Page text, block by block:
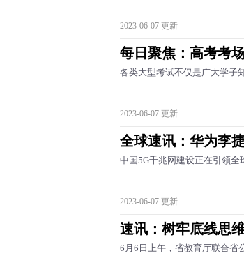
2023-06-07 更新
每日聚焦：高考考
各类大型考试不仅是广大学子
2023-06-07 更新
全球速讯：华为李
中国5G千兆网建设正在引领
2023-06-07 更新
速讯：树牢底线思
6月6日上午，省教育厅联合省